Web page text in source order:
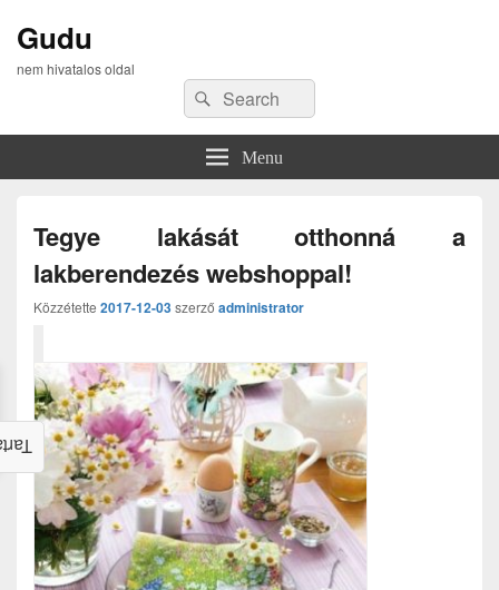
Gudu
nem hivatalos oldal
Search
for:
Search
Menu
Tegye lakását otthonná a
lakberendezés webshoppal!
Közzétette 2017-12-03szerző administrator